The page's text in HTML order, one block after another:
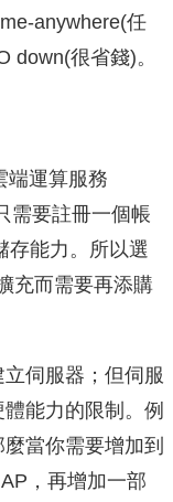
anywhere(任
down(很省錢)。
端運算服務
需要註冊一個帳
存能力。所以選
充而需要再添購
伺服器；但伺服
能力的限制。例
當你需要增加到
，再增加一部